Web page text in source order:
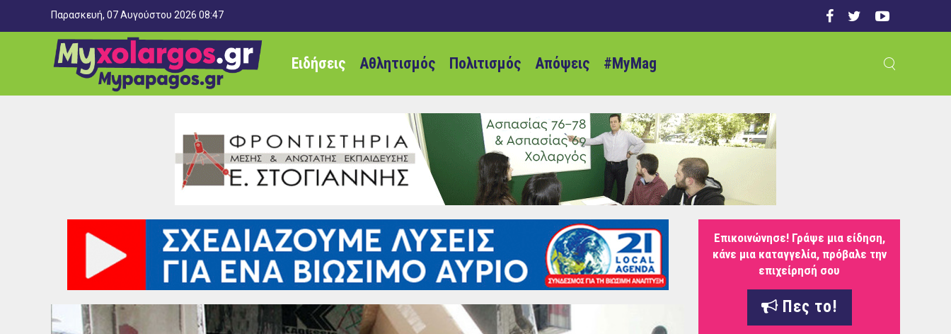
Παρασκευή, 07 Αυγούστου 2026 08:47
Ειδήσεις Αθλητισμός Πολιτισμός Απόψεις #MyMag
Επικοινώνησε! Γράψε μια είδηση,
κάνε μια καταγγελία, πρόβαλε την
επιχείρησή σου
Πες το!